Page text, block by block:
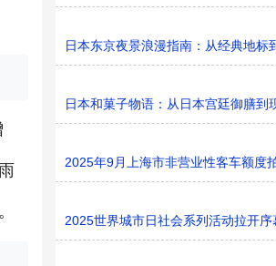
日本东京夜景浪漫指南：从经典地标
日本和菓子物语：从日本宫廷御膳到
2025年9月上海市非营业性客车额度
2025世界城市日社会系列活动拉开